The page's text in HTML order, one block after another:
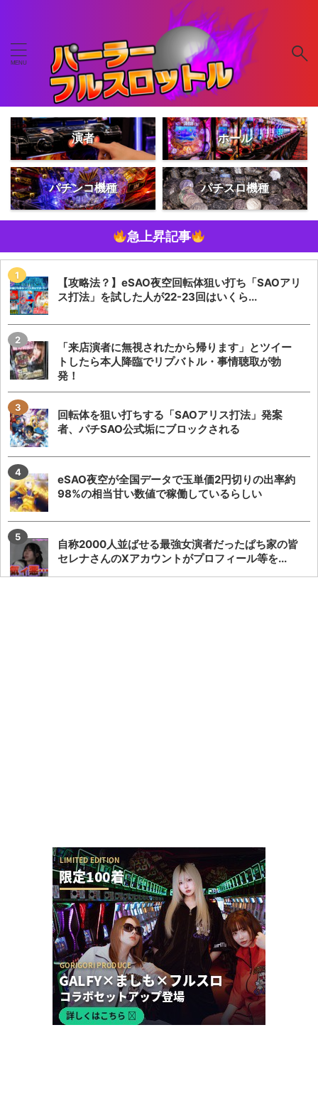
演者 ホール
パチンコ機種 パチスロ機種
急上昇記事
【攻略法？】eSAO夜空回転体狙い打ち「SAOアリ
ス打法」を試した人が22-23回はいくら...
「来店演者に無視されたから帰ります」とツイー
トしたら本人降臨でリプバトル・事情聴取が勃
発！
回転体を狙い打ちする「SAOアリス打法」発案
者、パチSAO公式垢にブロックされる
eSAO夜空が全国データで玉単価2円切りの出率約
98%の相当甘い数値で稼働しているらしい
自称2000人並ばせる最強女演者だったぱち家の皆
セレナさんのXアカウントがプロフィール等を...
eSAO夜空の回転体って狙い撃ちの攻略出来そうじ
ゃね？→SAOアリス打法が提唱される